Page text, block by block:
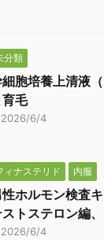
分類
胞培養上清液
育毛
2026/6/4
ィナステリド 内服
性ホルモン検査
ストステロン編
2026/6/4